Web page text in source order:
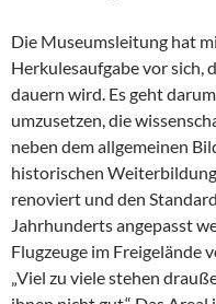
Die Museumsleitung hat
Herkulesaufgabe vor sich,
dauern wird. Es geht
umzusetzen, die
neben dem allgemeinen
historischen
renoviert und den
Jahrhunderts angepasst
Flugzeuge im Freigelände
„Viel zu viele stehen